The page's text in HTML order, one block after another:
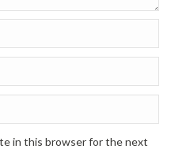
in this browser for the next